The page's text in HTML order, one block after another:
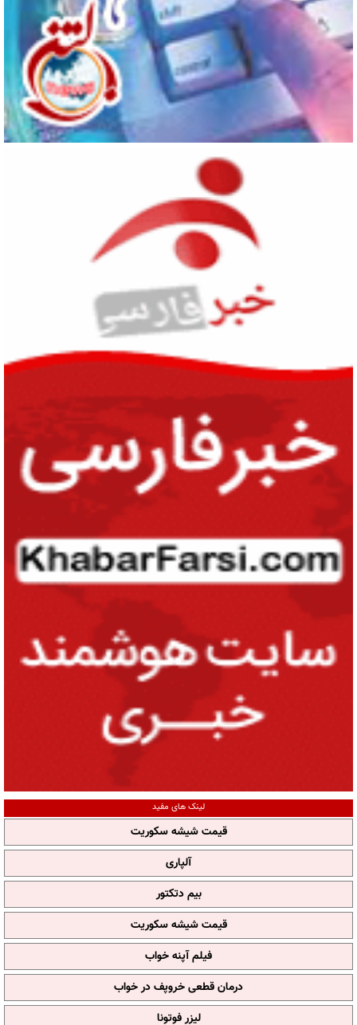
لینک های مفید
قیمت شیشه سکوریت
آلپاری
بیم دتکتور
قیمت شیشه سکوریت
فیلم آپنه خواب
درمان قطعی خروپف در خواب
لیزر فوتونا